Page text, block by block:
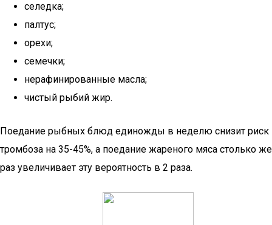
селедка;
палтус;
орехи;
семечки;
нерафинированные масла;
чистый рыбий жир.
Поедание рыбных блюд единожды в неделю снизит риск
тромбоза на 35-45%, а поедание жареного мяса столько же
раз увеличивает эту вероятность в 2 раза.